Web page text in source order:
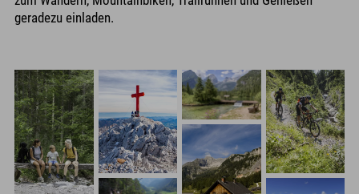
geradezu einladen.